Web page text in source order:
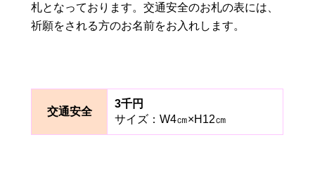
札となっております。交通安全のお札の表には、
祈願をされる方のお名前をお入れします。
交通安全
3千円
サイズ：W4㎝×H12㎝